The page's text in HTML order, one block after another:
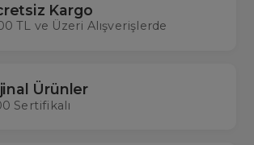
Kargo
TL ve Üzeri Alışverişlerde
Ürünler
Sertifikalı